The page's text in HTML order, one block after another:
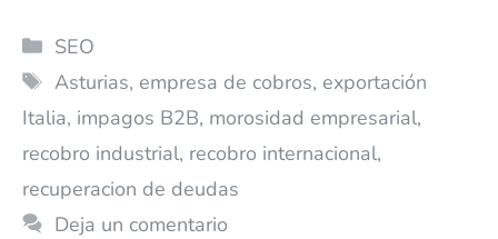
SEO
Asturias, empresa de cobros, exportación
Italia, impagos B2B, morosidad empresarial,
recobro industrial, recobro internacional,
recuperacion de deudas
Deja un comentario